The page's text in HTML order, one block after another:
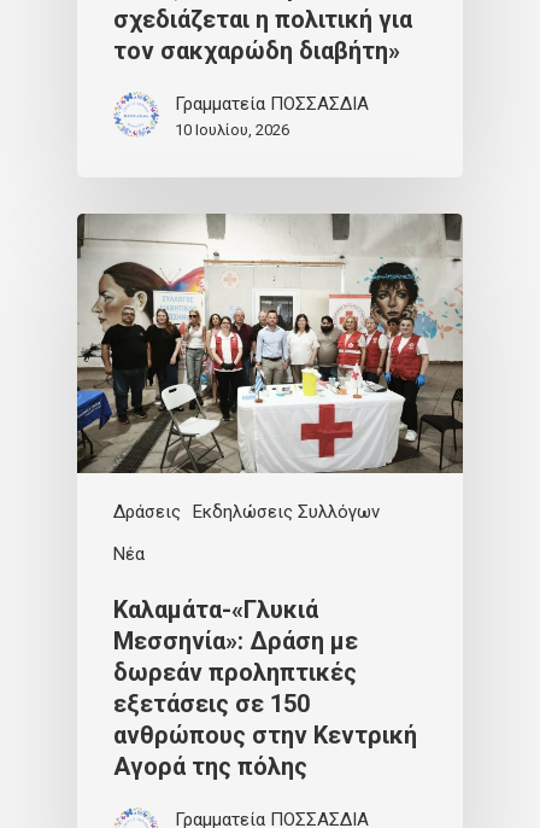
σχεδιάζεται η πολιτική για
τον σακχαρώδη διαβήτη»
Γραμματεία ΠΟΣΣΑΣΔΙΑ
10 Ιουλίου, 2026
Δράσεις
Εκδηλώσεις Συλλόγων
Νέα
Καλαμάτα-«Γλυκιά
Μεσσηνία»: Δράση με
δωρεάν προληπτικές
εξετάσεις σε 150
ανθρώπους στην Κεντρική
Αγορά της πόλης
Γραμματεία ΠΟΣΣΑΣΔΙΑ